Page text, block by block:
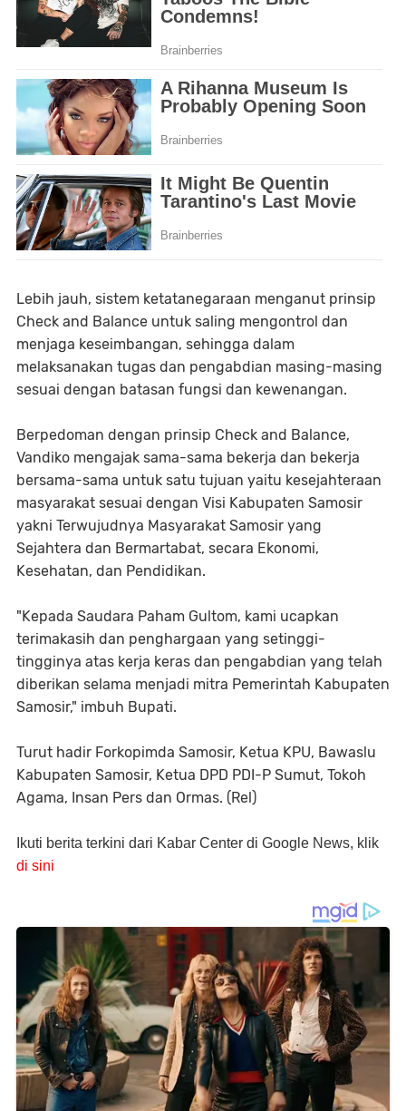
Lebih jauh, sistem ketatanegaraan menganut prinsip
Check and Balance untuk saling mengontrol dan
menjaga keseimbangan, sehingga dalam
melaksanakan tugas dan pengabdian masing-masing
sesuai dengan batasan fungsi dan kewenangan.
Berpedoman dengan prinsip Check and Balance,
Vandiko mengajak sama-sama bekerja dan bekerja
bersama-sama untuk satu tujuan yaitu kesejahteraan
masyarakat sesuai dengan Visi Kabupaten Samosir
yakni Terwujudnya Masyarakat Samosir yang
Sejahtera dan Bermartabat, secara Ekonomi,
Kesehatan, dan Pendidikan.
"Kepada Saudara Paham Gultom, kami ucapkan
terimakasih dan penghargaan yang setinggi-
tingginya atas kerja keras dan pengabdian yang telah
diberikan selama menjadi mitra Pemerintah Kabupaten
Samosir," imbuh Bupati.
Turut hadir Forkopimda Samosir, Ketua KPU, Bawaslu
Kabupaten Samosir, Ketua DPD PDI-P Sumut, Tokoh
Agama, Insan Pers dan Ormas. (Rel)
Ikuti berita terkini dari Kabar Center di Google News, klik
di sini